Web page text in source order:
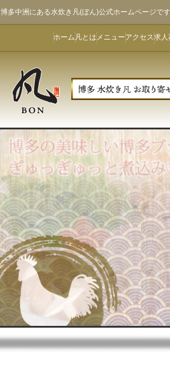
博多中洲にある水炊き凡(ぼん)公式ホームページで
ホーム凡とはメニューアクセス求人